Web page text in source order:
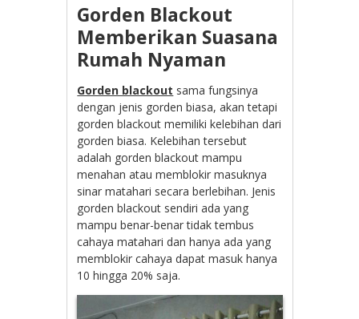
Gorden Blackout
Memberikan Suasana
Rumah Nyaman
Gorden blackout sama fungsinya
dengan jenis gorden biasa, akan tetapi
gorden blackout memiliki kelebihan dari
gorden biasa. Kelebihan tersebut
adalah gorden blackout mampu
menahan atau memblokir masuknya
sinar matahari secara berlebihan. Jenis
gorden blackout sendiri ada yang
mampu benar-benar tidak tembus
cahaya matahari dan hanya ada yang
memblokir cahaya dapat masuk hanya
10 hingga 20% saja.